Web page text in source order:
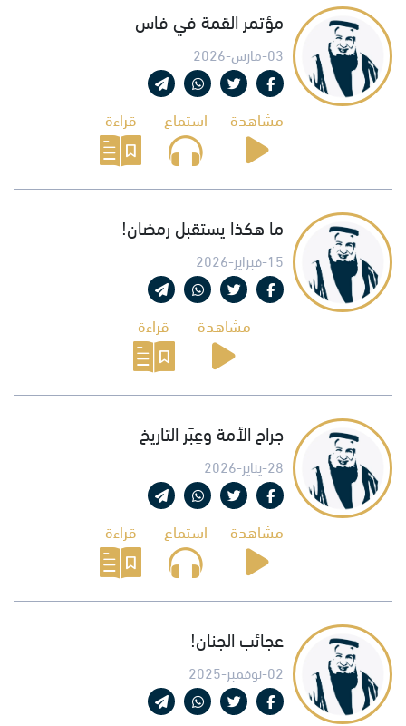
مؤتمر القمة في فاس
03-مارس-2026
مشاهدة استماع قراءة
ما هكذا يستقبل رمضان!
15-فبراير-2026
مشاهدة قراءة
جراح الأمة وعِبَر التاريخ
28-يناير-2026
مشاهدة استماع قراءة
عجائب الجنان!
02-نوفمبر-2025